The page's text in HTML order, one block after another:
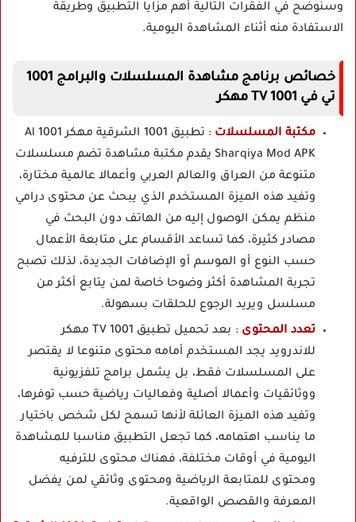
وسنوضح في الفقرات التالية أهم مزايا التطبيق وطريقة
الاستفادة منه أثناء المشاهدة اليومية.
خصائص برنامج مشاهدة المسلسلات والبرامج 1001
تي في 1001 TV مهكر
مكتبة المسلسلات :
تطبيق 1001 الشرقية مهكر 1001 Al
Sharqiya Mod APK يقدم مكتبة مشاهدة تضم مسلسلات
متنوعة من العراق والعالم العربي وأعمالا عالمية مختارة،
وتفيد هذه الميزة المستخدم الذي يبحث عن محتوى درامي
منظم يمكن الوصول إليه من الهاتف دون البحث في
مصادر كثيرة، كما تساعد الأقسام على متابعة الأعمال
حسب النوع أو الموسم أو الإضافات الجديدة، لذلك تصبح
تجربة المشاهدة أكثر وضوحا خاصة لمن يتابع أكثر من
مسلسل ويريد الرجوع للحلقات بسهولة.
تعدد المحتوى :
بعد تحميل تطبيق 1001 TV مهكر
للاندرويد يجد المستخدم أمامه محتوى متنوعا لا يقتصر
على المسلسلات فقط، بل يشمل برامج تلفزيونية
ووثائقيات وأعمالا أصلية وفعاليات رياضية حسب توفرها،
وتفيد هذه الميزة العائلة لأنها تسمح لكل شخص باختيار
ما يناسب اهتمامه، كما تجعل التطبيق مناسبا للمشاهدة
اليومية في أوقات مختلفة، فهناك محتوى للترفيه
ومحتوى للمتابعة الرياضية ومحتوى وثائقي لمن يفضل
المعرفة والقصص الواقعية.